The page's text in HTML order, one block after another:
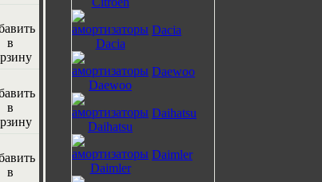
Dacia
Daewoo
Daihatsu
Daimler